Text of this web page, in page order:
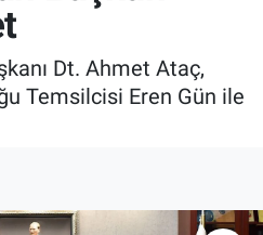
Dt. Ahmet Ataç,
Temsilcisi Eren Gün ile